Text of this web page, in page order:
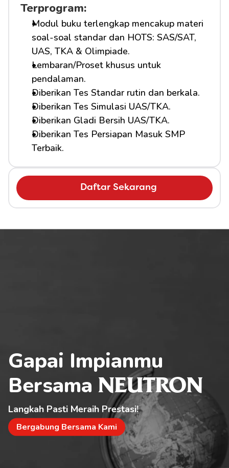
Daftar Sekarang
Terprogram:
Modul buku terlengkap mencakup materi
soal-soal standar dan HOTS: SAS/SAT,
UAS, TKA & Olimpiade.
Lembaran/Proset khusus untuk
pendalaman.
Diberikan Tes Standar rutin dan berkala.
Diberikan Tes Simulasi UAS/TKA.
Diberikan Gladi Bersih UAS/TKA.
Diberikan Tes Persiapan Masuk SMP
Terbaik.
Gapai Impianmu
Bersama NEUTRON
Langkah Pasti Meraih Prestasi!
Bergabung Bersama Kami